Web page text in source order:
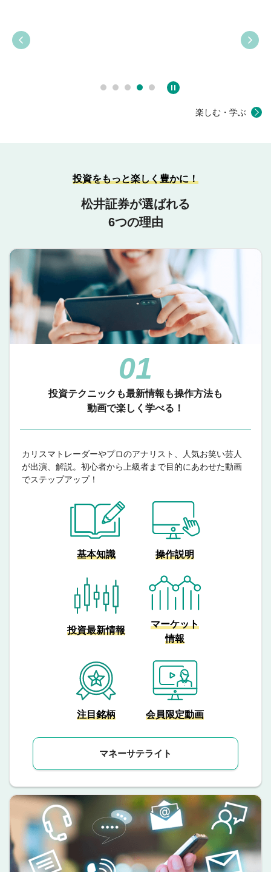
楽しむ・学ぶ
投資をもっと楽しく豊かに！
松井証券が選ばれる
6つの理由
01
投資テクニックも最新情報も操作方法も
動画で楽しく学べる！
カリスマトレーダーやプロのアナリスト、人気お笑い芸人
が出演、解説。初心者から上級者まで目的にあわせた動画
でステップアップ！
基本知識 操作説明
投資最新情報
マーケット
情報
注目銘柄 会員限定動画
マネーサテライト